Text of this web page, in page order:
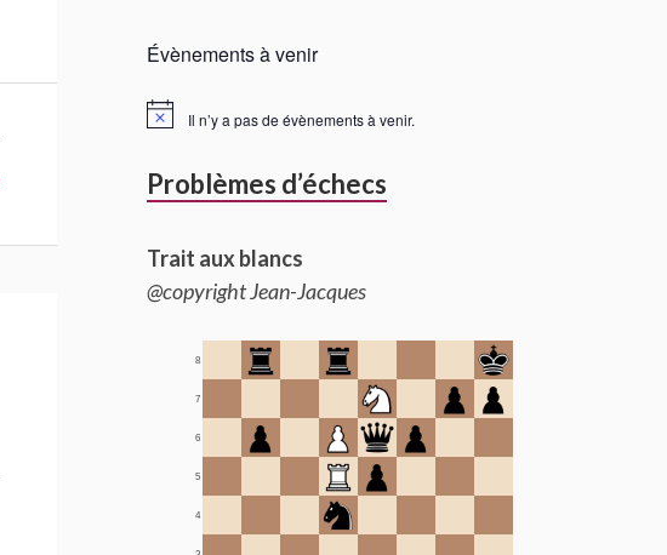
Évènements à venir
Il n’y a pas de évènements à venir.
Problèmes d’échecs
Trait aux blancs
@copyright Jean-Jacques
4
5
6
7
8